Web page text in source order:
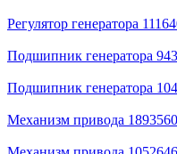
Регулятор генератора
Подшипник генератора
Подшипник генератора
Механизм привода 1893560